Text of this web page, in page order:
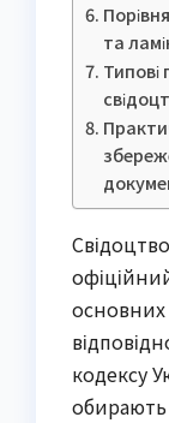
та
Типові
основних
кодексу